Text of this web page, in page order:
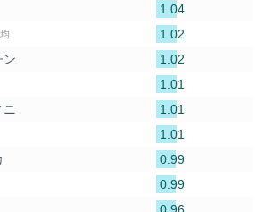
1.04
1.02
ン
1.02
1.01
ニ
1.01
1.01
0.99
0.99
0.96